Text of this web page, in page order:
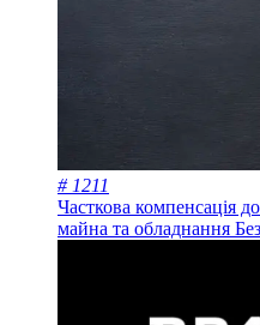
# 1211
Часткова компенсація
майна та обладнання